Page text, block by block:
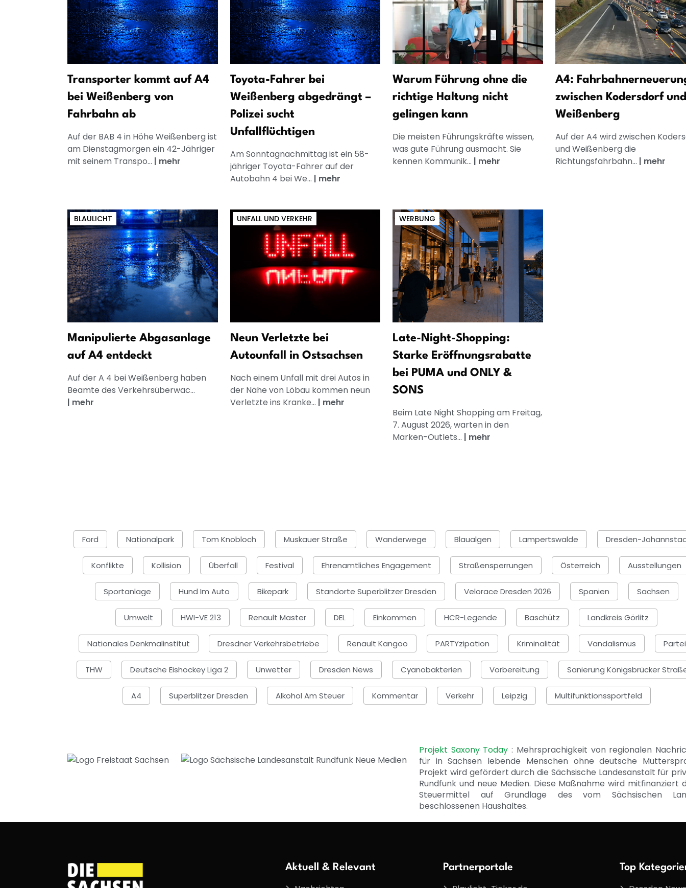
Transporter kommt auf A4
bei Weißenberg von
Fahrbahn ab
Auf der BAB 4 in Höhe Weißenberg ist
am Dienstagmorgen ein 42-Jähriger
mit seinem Transpo... | mehr
Toyota-Fahrer bei
Weißenberg abgedrängt –
Polizei sucht
Unfallflüchtigen
Am Sonntagnachmittag ist ein 58-
jähriger Toyota-Fahrer auf der
Autobahn 4 bei We... | mehr
Warum Führung ohne die
richtige Haltung nicht
gelingen kann
Die meisten Führungskräfte wissen,
was gute Führung ausmacht. Sie
kennen Kommunik... | mehr
A4:
zwischen Kodersdorf und
Weißenberg
Auf der A4 wird zwischen
und Weißenberg die
Richtungsfahrbahn... | mehr
BLAULICHT
Manipulierte Abgasanlage
auf A4 entdeckt
Auf der A 4 bei Weißenberg haben
Beamte des Verkehrsüberwac...
| mehr
UNFALL UND VERKEHR
Neun Verletzte bei
Autounfall in Ostsachsen
Nach einem Unfall mit drei Autos in
der Nähe von Löbau kommen neun
Verletzte ins Kranke... | mehr
WERBUNG
Late-Night-Shopping:
Starke Eröffnungsrabatte
bei PUMA und ONLY &
SONS
Beim Late Night Shopping am Freitag,
7. August 2026, warten in den
Marken-Outlets... | mehr
Ford Nationalpark Tom Knobloch Muskauer Straße Wanderwege Blaualgen Lampertswalde Dresden-
Konflikte Kollision Überfall Festival Ehrenamtliches Engagement Straßensperrungen Österreich Ausstellungen
Sportanlage Hund Im Auto Bikepark Standorte Superblitzer Dresden Velorace Dresden 2026 Spanien Sachsen
Umwelt HWI-VE 213 Renault Master DEL Einkommen HCR-Legende Baschütz Landkreis Görlitz
Nationales Denkmalinstitut Dresdner Verkehrsbetriebe Renault Kangoo PARTYzipation Kriminalität Vandalismus Partei
THW Deutsche Eishockey Liga 2 Unwetter Dresden News Cyanobakterien Vorbereitung Sanierung Königsbrücker
A4 Superblitzer Dresden Alkohol Am Steuer Kommentar Verkehr Leipzig Multifunktionssportfeld
Projekt Saxony Today: Mehrsprachigkeit von regionalen
für in Sachsen lebende Menschen ohne deutsche
Projekt wird gefördert durch die Sächsische Landesanstalt für
Rundfunk und neue Medien. Diese Maßnahme wird mitfinanziert
Steuermittel auf Grundlage des vom Sächsischen
beschlossenen Haushaltes.
Aktuell & Relevant Partnerportale Top